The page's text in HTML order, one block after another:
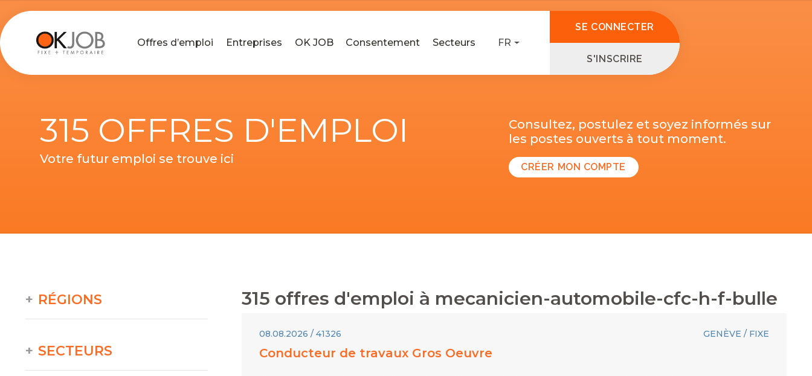
Offres d’emploi Entreprises OK JOB Consentement Secteurs FR
SE CONNECTER
S'INSCRIRE
315 OFFRES D'EMPLOI
Votre futur emploi se trouve ici
Consultez, postulez et soyez informés sur
les postes ouverts à tout moment.
CRÉER MON COMPTE
315 offres d'emploi à mecanicien-automobile-cfc-h-f-bulle
08.08.2026 / 41326 GENÈVE / FIXE
Conducteur de travaux Gros Oeuvre
RÉGIONS
SECTEURS